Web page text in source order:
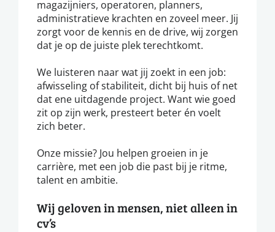
magazijniers, operatoren, planners,
administratieve krachten en zoveel meer. Jij
zorgt voor de kennis en de drive, wij zorgen
dat je op de juiste plek terechtkomt.
We luisteren naar wat jij zoekt in een job:
afwisseling of stabiliteit, dicht bij huis of net
dat ene uitdagende project. Want wie goed
zit op zijn werk, presteert beter én voelt
zich beter.
Onze missie? Jou helpen groeien in je
carrière, met een job die past bij je ritme,
talent en ambitie.
Wij geloven in mensen, niet alleen in
cv’s